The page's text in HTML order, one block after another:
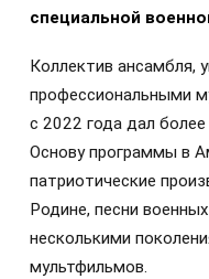
специальной
Коллектив ансамбля,
профессиональными
с 2022 года дал
Основу программы в
патриотические
Родине, песни
несколькими
мультфильмов.